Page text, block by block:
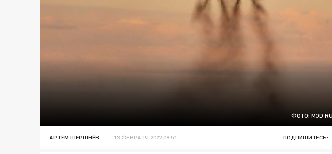
ФОТО: MOD
АРТЁМ ШЕРШНЁВ 13 ФЕВРАЛЯ 2022 08:50 ПОДПИШИТЕСЬ: